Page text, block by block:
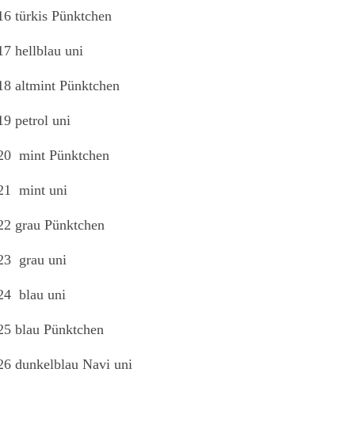
türkis Pünktchen
hellblau uni
altmint Pünktchen
petrol uni
mint Pünktchen
mint uni
grau Pünktchen
grau uni
blau uni
blau Pünktchen
dunkelblau Navi uni